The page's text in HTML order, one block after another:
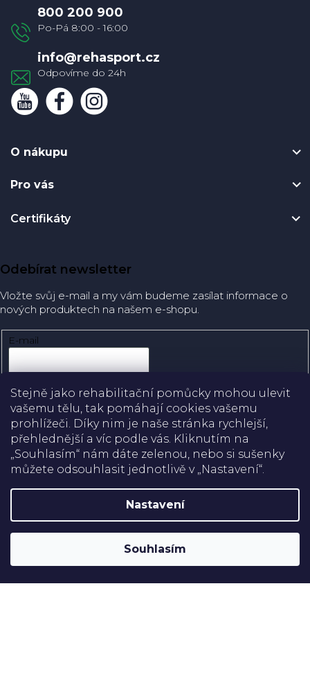
Stejně jako rehabilitační pomůcky mohou ulevit
vašemu tělu, tak pomáhají cookies vašemu
prohlížeči. Díky nim je naše stránka rychlejší,
přehlednější a víc podle vás. Kliknutím na
„Souhlasím“ nám dáte zelenou, nebo si sušenky
můžete odsouhlasit jednotlivě v „Nastavení“.
Nastavení
Souhlasím
info@rehasport.cz
800 200 900
O nákupu
Pro vás
Certifikáty
Doprava
Platba
Odebírat newsletter
Vložte svůj e-mail a my vám budeme zasílat informace o
nových produktech na našem e-shopu.
E-mail
Přihlásit se
Rehabilitační pomůcky
Upravit nastavení cookies